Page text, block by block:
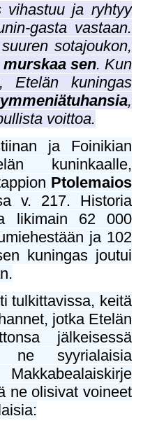
vihastuu ja ryhtyy
gasta vastaan.
sotajoukon,
sen. Kun
Etelän kuningas
,
voittoa.
ja Foinikian
kuninkaalle,
Ptolemaios
v. 217. Historia
likimain 62 000
ja 102
kuningas joutui
tulkittavissa, keitä
jotka Etelän
jälkeisessä
ne syyrialaisia
ne olisivat voineet